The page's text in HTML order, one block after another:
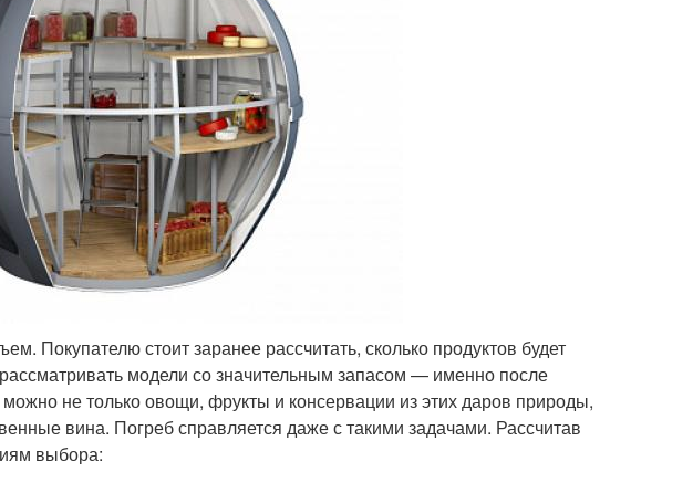
Покупателю стоит заранее рассчитать, сколько продуктов будет
модели со значительным запасом — именно после
можно не только овощи, фрукты и консервации из этих даров природы,
вина. Погреб справляется даже с такими задачами. Рассчитав
выбора: